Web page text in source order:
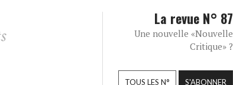
La revue N° 87
Une nouvelle «Nouvelle
Critique» ?
TOUS LES N° S'ABONNER